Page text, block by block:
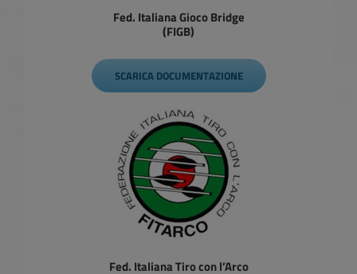
Fed. Italiana Gioco Bridge
(FIGB)
SCARICA DOCUMENTAZIONE
Fed. Italiana Tiro con l’Arco